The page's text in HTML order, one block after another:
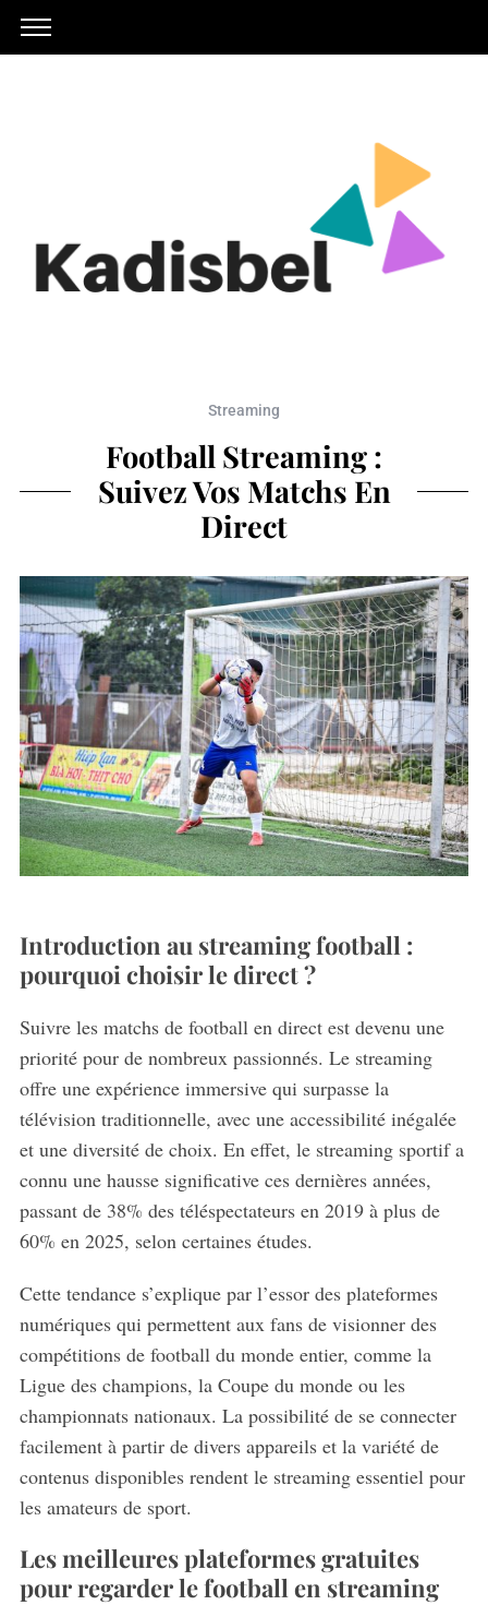
Streaming
Football Streaming :
Suivez Vos Matchs En
Direct
Introduction au streaming football :
pourquoi choisir le direct ?
Suivre les matchs de football en direct est devenu une
priorité pour de nombreux passionnés. Le streaming
offre une expérience immersive qui surpasse la
télévision traditionnelle, avec une accessibilité inégalée
et une diversité de choix. En effet, le streaming sportif a
connu une hausse significative ces dernières années,
passant de 38% des téléspectateurs en 2019 à plus de
60% en 2025, selon certaines études.
Cette tendance s’explique par l’essor des plateformes
numériques qui permettent aux fans de visionner des
compétitions de football du monde entier, comme la
Ligue des champions, la Coupe du monde ou les
championnats nationaux. La possibilité de se connecter
facilement à partir de divers appareils et la variété de
contenus disponibles rendent le streaming essentiel pour
les amateurs de sport.
Les meilleures plateformes gratuites
pour regarder le football en streaming